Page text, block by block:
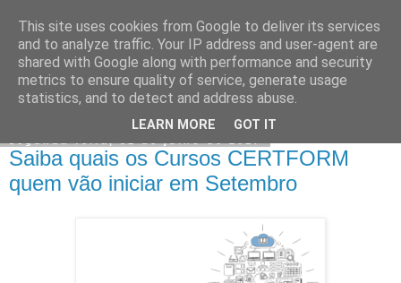
CERTFORM
Saiba quais os Cursos CERTFORM
quem vão iniciar em Setembro
This site uses cookies from Google to deliver its services
and to analyze traffic. Your IP address and user-agent are
shared with Google along with performance and security
metrics to ensure quality of service, generate usage
statistics, and to detect and address abuse.
LEARN MORE GOT IT